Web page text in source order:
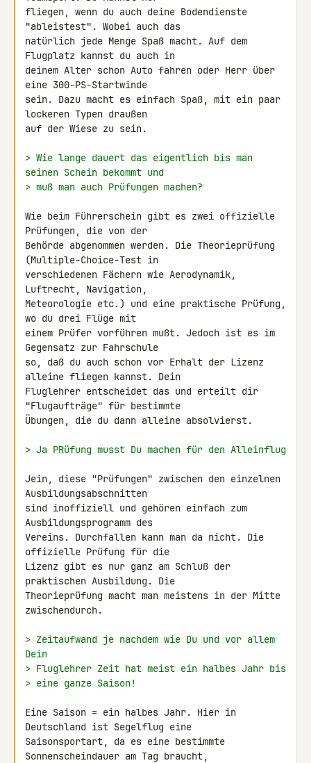
fliegen, wenn du auch deine Bodendienste
"ableistest". Wobei auch das
natürlich jede Menge Spaß macht. Auf dem
Flugplatz kannst du auch in
deinem Alter schon Auto fahren oder Herr über
eine 300-PS-Startwinde
sein. Dazu macht es einfach Spaß, mit ein paar
lockeren Typen draußen
auf der Wiese zu sein.
> Wie lange dauert das eigentlich bis man
seinen Schein bekommt und
> muß man auch Prüfungen machen?
Wie beim Führerschein gibt es zwei offizielle
Prüfungen, die von der
Behörde abgenommen werden. Die Theorieprüfung
(Multiple-Choice-Test in
verschiedenen Fächern wie Aerodynamik,
Luftrecht, Navigation,
Meteorologie etc.) und eine praktische Prüfung,
wo du drei Flüge mit
einem Prüfer vorführen mußt. Jedoch ist es im
Gegensatz zur Fahrschule
so, daß du auch schon vor Erhalt der Lizenz
alleine fliegen kannst. Dein
Fluglehrer entscheidet das und erteilt dir
"Flugaufträge" für bestimmte
Übungen, die du dann alleine absolvierst.
> Ja PRüfung musst Du machen für den Alleinflug
Jein, diese "Prüfungen" zwischen den einzelnen
Ausbildungsabschnitten
sind inoffiziell und gehören einfach zum
Ausbildungsprogramm des
Vereins. Durchfallen kann man da nicht. Die
offizielle Prüfung für die
Lizenz gibt es nur ganz am Schluß der
praktischen Ausbildung. Die
Theorieprüfung macht man meistens in der Mitte
zwischendurch.
> Zeitaufwand je nachdem wie Du und vor allem
Dein
> Fluglehrer Zeit hat meist ein halbes Jahr bis
> eine ganze Saison!
Eine Saison = ein halbes Jahr. Hier in
Deutschland ist Segelflug eine
Saisonsportart, da es eine bestimmte
Sonnenscheindauer am Tag braucht,